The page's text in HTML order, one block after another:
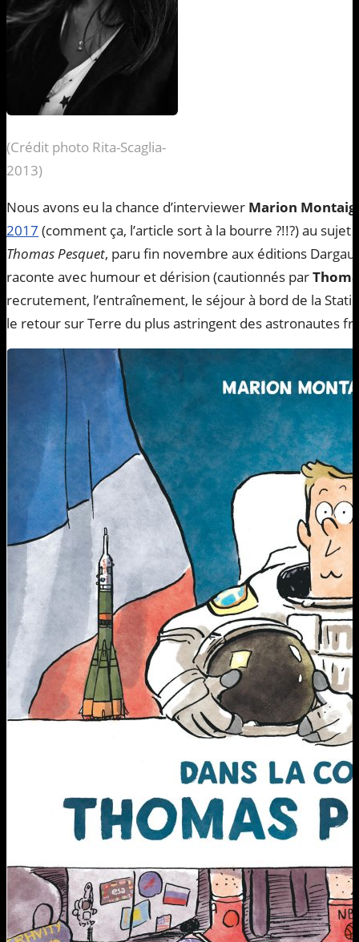
(Crédit photo Rita-Scaglia-
2013)
Nous avons eu la chance d’interviewer Marion
2017 (comment ça, l’article sort à la bourre ?!!?) au
Thomas Pesquet, paru fin novembre aux éditions
raconte avec humour et dérision (cautionnés par
recrutement, l’entraînement, le séjour à bord de la
le retour sur Terre du plus astringent des astronautes